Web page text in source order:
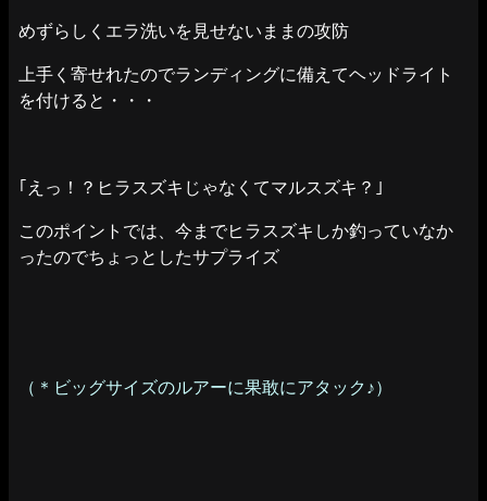
めずらしくエラ洗いを見せないままの攻防
上手く寄せれたのでランディングに備えてヘッドライト
を付けると・・・
｢えっ！？ヒラスズキじゃなくてマルスズキ？｣
このポイントでは、今までヒラスズキしか釣っていなか
ったのでちょっとしたサプライズ
（＊ビッグサイズのルアーに果敢にアタック♪）